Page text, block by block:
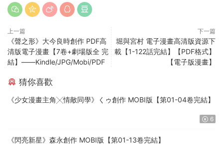
上一篇
《聲之形》大今良時創作 PDF高
清版電子漫畫【7卷+劇場版全 完
結】——Kindle/JPG/Mobi/PDF
下一篇
堀與宮村 電子漫畫高清版資源下
載【1-122話完結】【PDF格式】
【電子版漫畫】
猜你喜歡
《少女漫畫主角╳情敵同學》くゥ創作 MOBI版【第01-04卷完結】
6
《閃亮新星》森永創作 MOBI版【第01-13卷完結】